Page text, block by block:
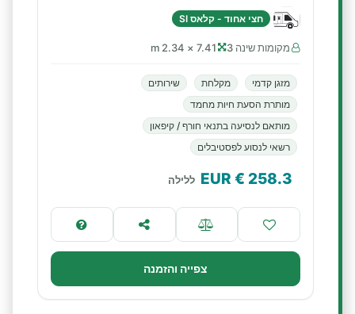
חצי אחוד - קלאס SI
מקומות שינה 3 7.41 × 2.34 m
מזגן קדמי מקלחת
שירותים
מותרת הסעת חיות מחמד
מותאם לנסיעה בתנאי חורף / קיפאון
רשאי לנסוע לפסטיבלים
258.3
€ EUR ללילה
צפייה והזמנה